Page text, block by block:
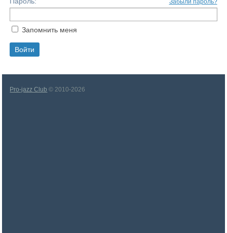
Забыли пароль?
Запомнить меня
Pro-jazz Club © 2010-2026